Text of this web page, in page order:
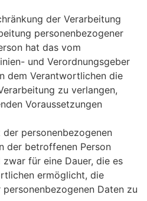
der Verarbeitung
personenbezogener
hat das vom
und Verordnungsgeber
dem Verantwortlichen die
zu verlangen,
Voraussetzungen
personenbezogenen
der betroffenen Person
für eine Dauer, die es
ermöglicht, die
Daten zu